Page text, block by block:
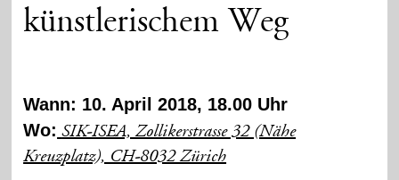
künstlerischem Weg
Wann: 10. April 2018, 18.00 Uhr
Wo: SIK-ISEA, Zollikerstrasse 32 (Nähe
Kreuzplatz), CH-8032 Zürich